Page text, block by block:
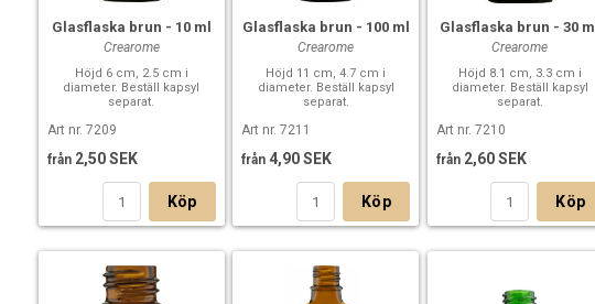
Glasflaska brun - 10 ml
Crearome
Höjd 6 cm, 2.5 cm i
diameter. Beställ kapsyl
separat.
Art nr. 7209
från 2,50 SEK
Köp
Glasflaska brun - 100 ml
Crearome
Höjd 11 cm, 4.7 cm i
diameter. Beställ kapsyl
separat.
Art nr. 7211
från 4,90 SEK
Köp
Glasflaska brun - 30 ml
Crearome
Höjd 8.1 cm, 3.3 cm i
diameter. Beställ kapsyl
separat.
Art nr. 7210
från2,60 SEK
Köp